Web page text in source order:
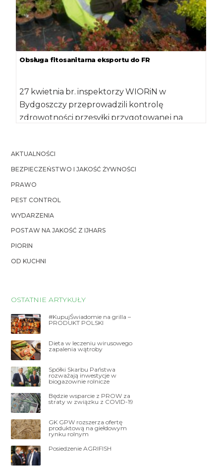
Obsługa fitosanitarna eksportu do FR
27 kwietnia br. inspektorzy WIORiN w
Bydgoszczy przeprowadzili kontrolę
zdrowotności przesyłki przygotowanej na
AKTUALNOŚCI
BEZPIECZEŃSTWO I JAKOŚĆ ŻYWNOŚCI
PRAWO
PEST CONTROL
WYDARZENIA
POSTAW NA JAKOŚĆ Z IJHARS
PIORIN
OD KUCHNI
OSTATNIE ARTYKUŁY
#KupujŚwiadomie na grilla –
PRODUKT POLSKI
Dieta w leczeniu wirusowego
zapalenia wątroby
Spółki Skarbu Państwa
rozważają inwestycje w
biogazownie rolnicze
Będzie wsparcie z PROW za
straty w związku z COVID-19
GK GPW rozszerza ofertę
produktową na giełdowym
rynku rolnym
Posiedzenie AGRIFISH